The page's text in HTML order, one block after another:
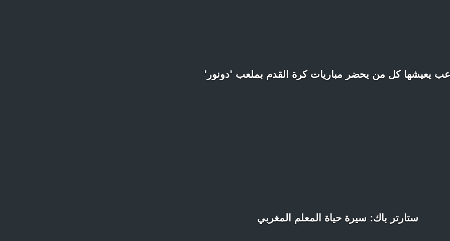
ستارتر باك: سيرة حياة المعلم المغربي